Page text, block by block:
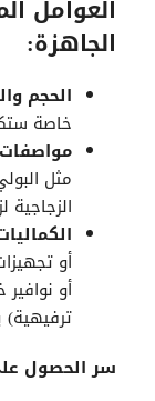
العوامل
الجاهزة:
الحجم
خاصة
مثل
الزجاجية
أو
أو
ترفيهية)
سر الحصول